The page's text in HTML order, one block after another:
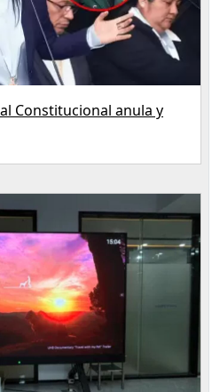
Constitucional anula y